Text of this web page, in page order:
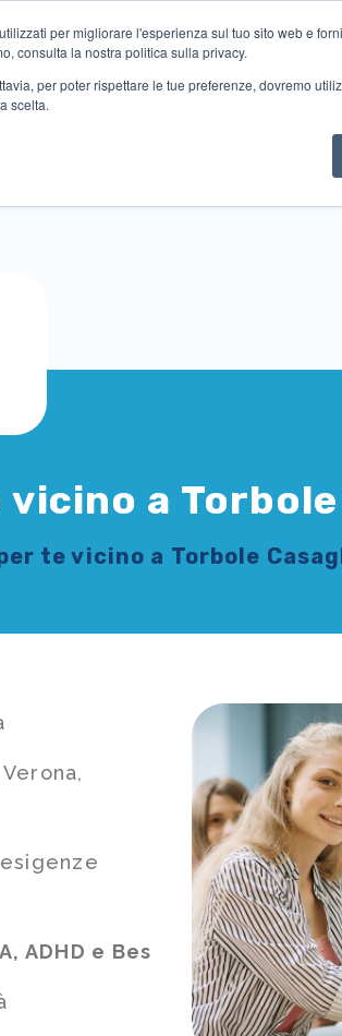
per migliorare l'esperienza sul tuo sito web e
consulta la nostra politica sulla privacy.
per poter rispettare le tue preferenze, dovremo
scelta.
a Torbole
te vicino a Torbole
ADHD e Bes